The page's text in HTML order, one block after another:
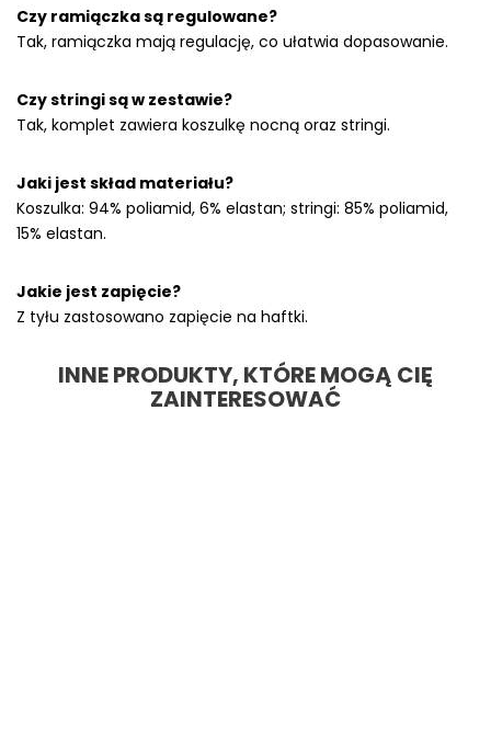
Czy ramiączka są regulowane?
Tak, ramiączka mają regulację, co ułatwia dopasowanie.
Czy stringi są w zestawie?
Tak, komplet zawiera koszulkę nocną oraz stringi.
Jaki jest skład materiału?
Koszulka: 94% poliamid, 6% elastan; stringi: 85% poliamid,
15% elastan.
Jakie jest zapięcie?
Z tyłu zastosowano zapięcie na haftki.
INNE PRODUKTY, KTÓRE MOGĄ CIĘ
ZAINTERESOWAĆ